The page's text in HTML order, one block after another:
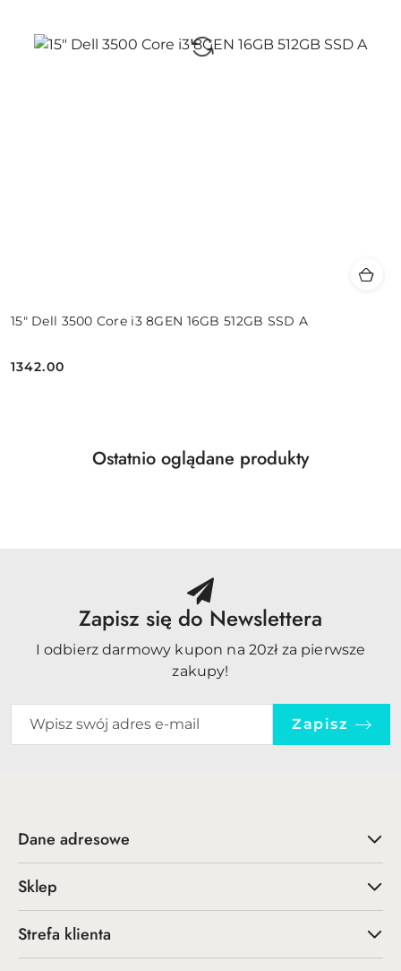
15" Dell 3500 Core i3 8GEN 16GB 512GB SSD A
Cena:
1342.00
Pomiń karuzelę produktów
Produkty
Ostatnio oglądane produkty
Zapisz się do Newslettera
I odbierz darmowy kupon na 20zł za pierwsze
zakupy!
Zapisz
Dane adresowe
Sklep
Strefa klienta